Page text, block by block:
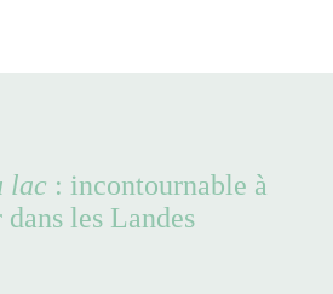
lac : incontournable à
les Landes